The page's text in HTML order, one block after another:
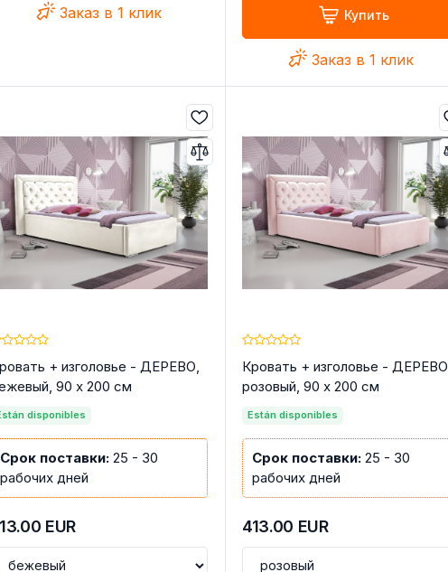
Заказ в 1 клик Купить
Заказ в 1 клик
+ изголовье - ДЕРЕВО,
90 x 200 см
disponibles
Срок поставки:25 - 30
рабочих дней
EUR
Кровать + изголовье - ДЕРЕВО,
розовый, 90 x 200 см
Están disponibles
Срок поставки: 25 - 30
рабочих дней
413.00 EUR